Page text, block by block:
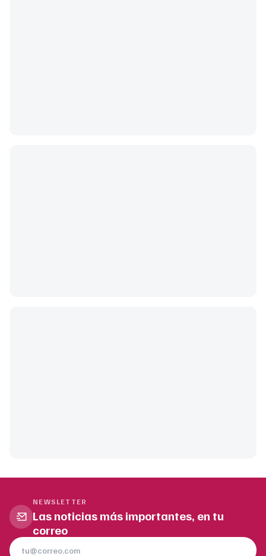
NEWSLETTER
Las noticias más importantes, en tu
correo